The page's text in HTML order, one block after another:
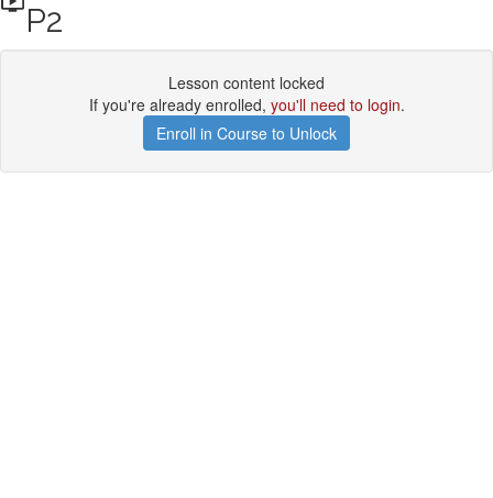
P2
Lesson content locked
If you're already enrolled, you'll need to login.
Enroll in Course to Unlock